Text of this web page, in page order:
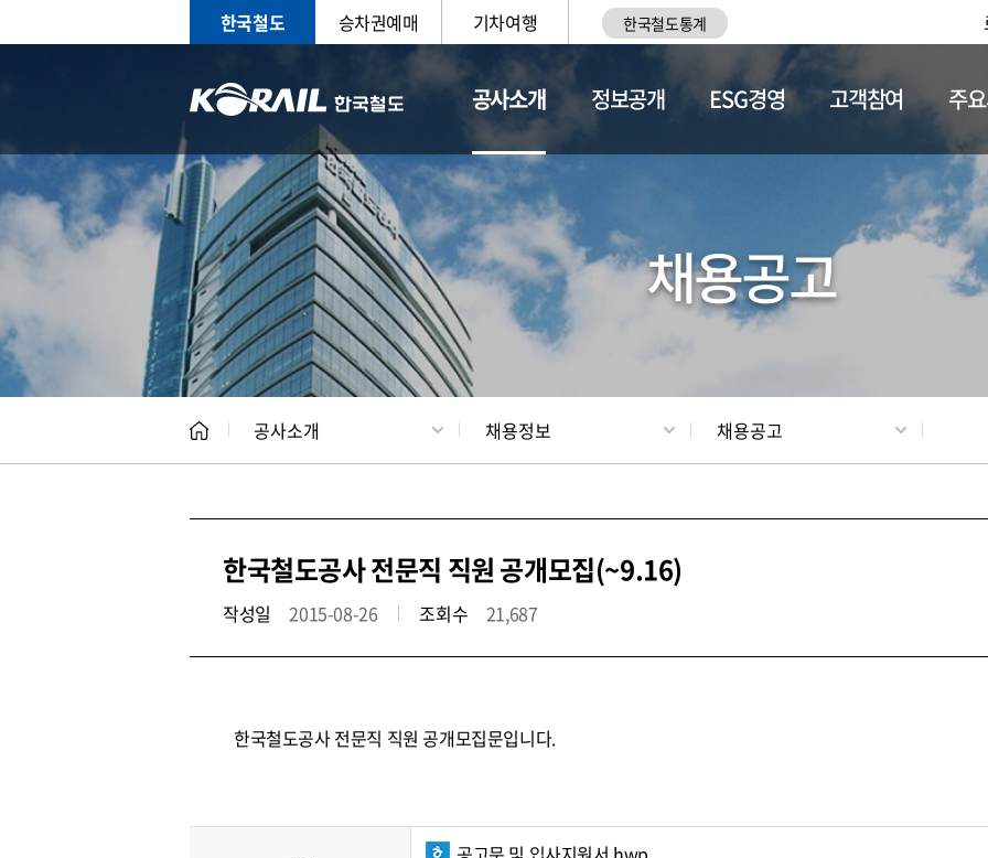
한국철도 승차권예매 기차여행 한국철도통계
공사소개
CEO 일반현황 채용정보
정보공개 ESG경영 고객참여 주
채용공고
공사소개 채용정보 채용공고
한국철도공사 전문직 직원 공개모집(~9.16)
작성일 2015-08-26 조회수 21,687
한국철도공사 전문직 직원 공개모집문입니다.